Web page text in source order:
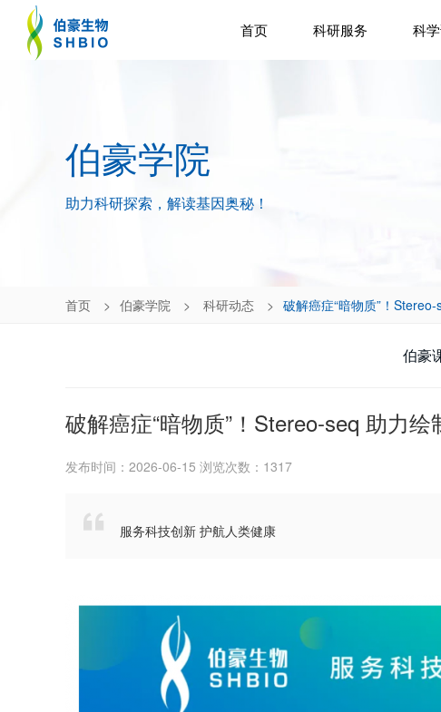
首页 科研服务 科
伯豪学院
助力科研探索，解读基因奥秘！
首页 伯豪学院 科研动态 破解癌症“暗物质”！
伯豪
破解癌症“暗物质”！Stereo-seq 助力
发布时间：2026-06-15 浏览次数：1317
 服务科技创新 护航人类健康